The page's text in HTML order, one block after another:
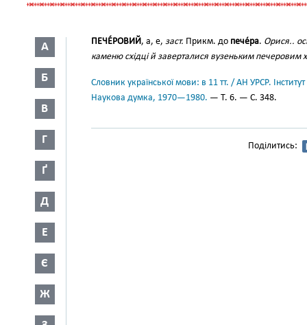
А
Б
В
Г
Ґ
Д
Е
Є
Ж
ПЕЧЕ́РОВИЙ, а, е, заст. Прикм. до пече́ра. Орися..
каменю східці й заверталися вузеньким печеровим
Словник української мови: в 11 тт. / АН УРСР.
Наукова думка, 1970—1980. — Т. 6. — С. 348.
Поділитись: